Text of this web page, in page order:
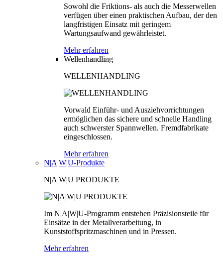
Sowohl die Friktions- als auch die Messerwellen
verfügen über einen praktischen Aufbau, der den
langfristigen Einsatz mit geringem
Wartungsaufwand gewährleistet.
Mehr erfahren
Wellenhandling
WELLENHANDLING
Vorwald Einführ- und Ausziehvorrichtungen
ermöglichen das sichere und schnelle Handling
auch schwerster Spannwellen. Fremdfabrikate
eingeschlossen.
Mehr erfahren
N|A|W|U-Produkte
N|A|W|U PRODUKTE
Im N|A|W|U-Programm entstehen Präzisionsteile für
Einsätze in der Metallverarbeitung, in
Kunststoffspritzmaschinen und in Pressen.
Mehr erfahren